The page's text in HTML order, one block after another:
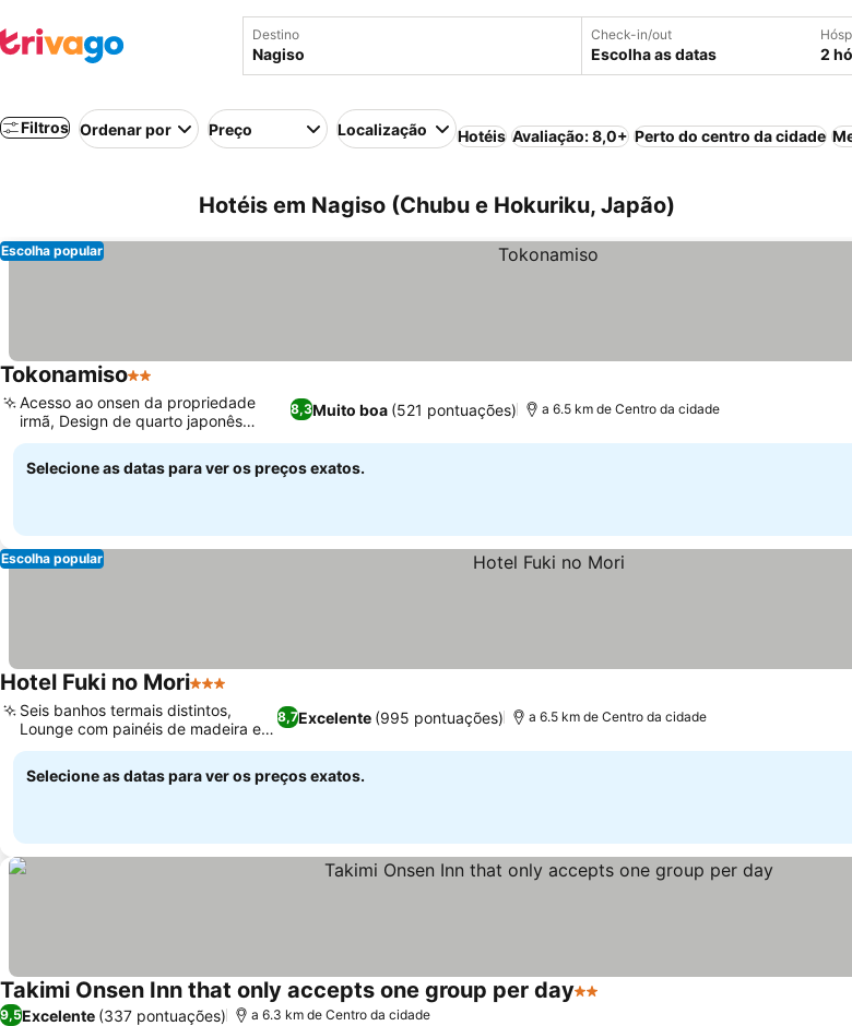
Destino Check-in/out
Escolha as datas 2
Filtros Ordenar por Preço Localização Hotéis Avaliação: 8,0+ Perto do centro da cidade
Hotéis em Nagiso (Chubu e Hokuriku, Japão)
Escolha popular
Tokonamiso2 Estrelas
8,3Muito boa (521 pontuações)
Acesso ao onsen da propriedade
irmã, Design de quarto japonês
tradicional
a 6.5 km de Centro da cidade
Selecione as datas para ver os preços exatos.
Escolha popular
Hotel Fuki no Mori3 Estrelas
8,7Excelente (995 pontuações)
Seis banhos termais distintos,
Lounge com painéis de madeira e
lareira
a 6.5 km de Centro da cidade
Selecione as datas para ver os preços exatos.
Takimi Onsen Inn that only accepts one group per day2 Estrelas
9,5Excelente (337 pontuações) a 6.3 km de Centro da cidade